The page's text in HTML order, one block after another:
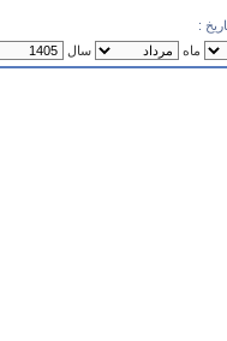
:
ماه
سال